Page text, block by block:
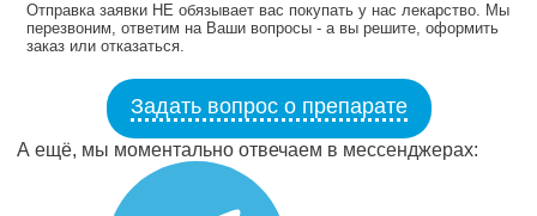
Отправка заявки НЕ обязывает вас покупать у нас лекарство. Мы
перезвоним, ответим на Ваши вопросы - а вы решите, оформить
заказ или отказаться.
Задать вопрос о препарате
А ещё, мы моментально отвечаем в мессенджерах: